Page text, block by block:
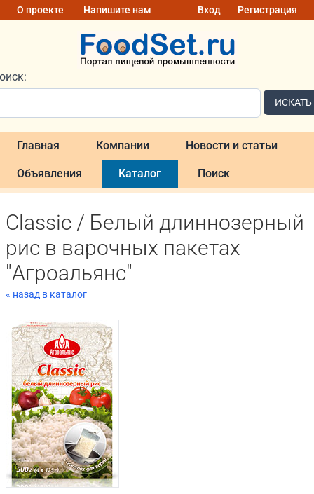
О проекте Напишите нам Вход Регистрация
ИСКАТЬ
Главная Компании Новости и статьи
Объявления Каталог Поиск
Classic / Белый длиннозерный
рис в варочных пакетах
"Агроальянс"
« назад в каталог